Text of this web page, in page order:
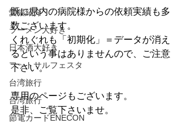
愛猫紹介
ラーメン大好き
日本酒大好き
フットサルフェスタ
台湾旅行
台湾旅行
節電カードENECON
既に県内の病院様からの依頼実績も多
数ございます。
くれぐれも「初期化」＝データが消え
るという事はありませんので、ご注意
下さい。
専用のページもございます。
是非、ご覧下さいませ。